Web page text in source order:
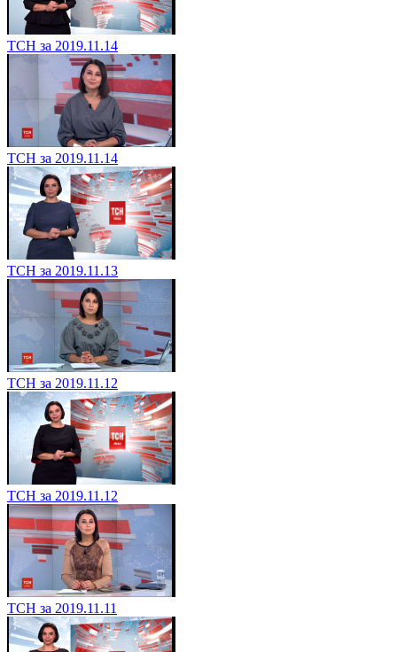
ТСН за 2019.11.14
ТСН за 2019.11.14
ТСН за 2019.11.13
ТСН за 2019.11.12
ТСН за 2019.11.12
ТСН за 2019.11.11